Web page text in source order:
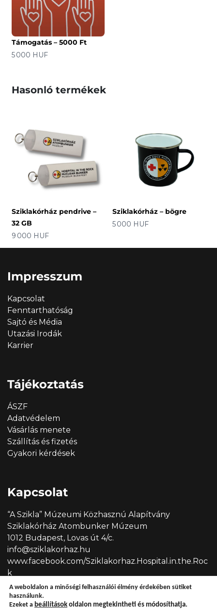
Támogatás – 5000 Ft
Ár
5 000 HUF
Hasonló termékek
Sziklakórház pendrive –
32 GB
Ár
9 000 HUF
Sziklakórház – bögre
Ár
5 000 HUF
Impresszum
Kapcsolat
Fenntarthatóság
Sajtó és Média
Utazási Irodák
Karrier
Tájékoztatás
ÁSZF
Adatvédelem
Vásárlás menete
Szállítás és fizetés
Gyakori kérdések
Kapcsolat
“A Szikla” Múzeumi Közhasznú Alapítvány
Sziklakórház Atombunker Múzeum
1012 Budapest, Lovas út 4/c.
info@sziklakorhaz.hu
www.facebook.com/Sziklakorhaz.Hospital.in.the.Roc
k
A weboldalon a minőségi felhasználói élmény érdekében sütiket
használunk.
Ezeket a beállítások oldalon megtekintheti és módosíthatja.